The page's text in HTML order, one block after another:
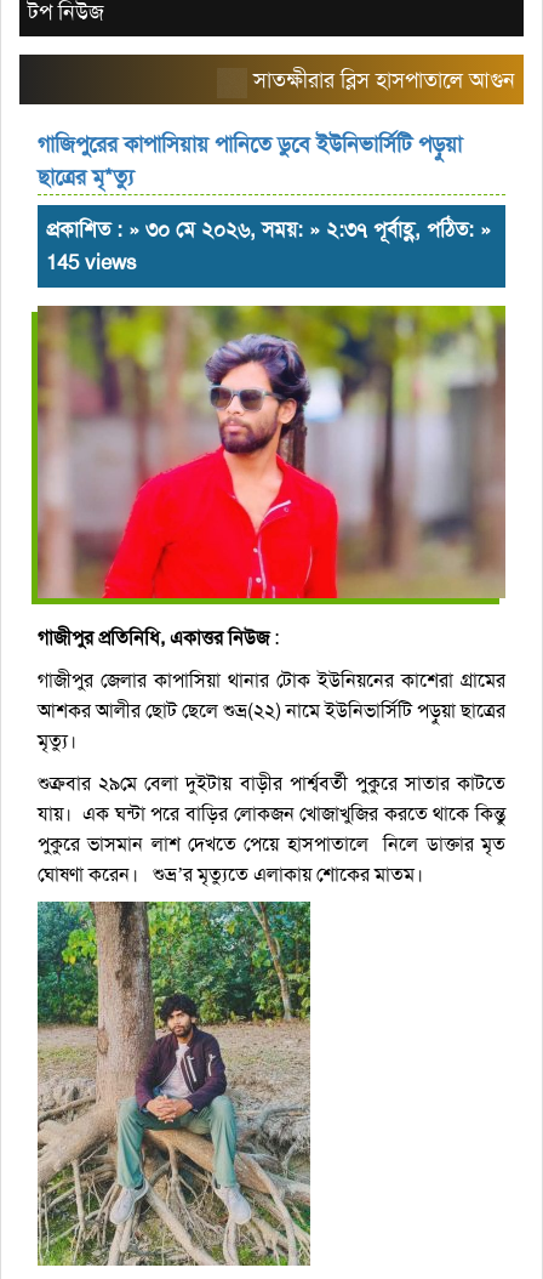
টপ নিউজ
সাতক্ষীরার ব্লিস হাসপাতালে আগুন: রোগীদের
গাজিপুরের কাপাসিয়ায় পানিতে ডুবে ইউনিভার্সিটি পড়ুয়া
ছাত্রের মৃ*ত্যু
প্রকাশিত : » ৩০ মে ২০২৬, সময়: » ২:৩৭ পূর্বাহ্ণ, পঠিত: »
145 views
গাজীপুর প্রতিনিধি, একাত্তর নিউজ:
গাজীপুর জেলার কাপাসিয়া থানার টোক ইউনিয়নের কাশেরা গ্রামের
আশকর আলীর ছোট ছেলে শুভ্র(২২) নামে ইউনিভার্সিটি পড়ুয়া ছাত্রের
মৃত্যু।
শুক্রবার ২৯মে বেলা দুইটায় বাড়ীর পার্শ্ববর্তী পুকুরে সাতার কাটতে
যায়। এক ঘন্টা পরে বাড়ির লোকজন খোজাখুজির করতে থাকে কিন্তু
পুকুরে ভাসমান লাশ দেখতে পেয়ে হাসপাতালে নিলে ডাক্তার মৃত
ঘোষণা করেন। শুভ্র’র মৃত্যুতে এলাকায় শোকের মাতম।